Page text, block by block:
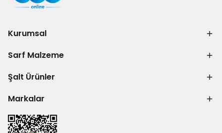
Kurumsal
Sarf Malzeme
Şalt Ürünler
Markalar